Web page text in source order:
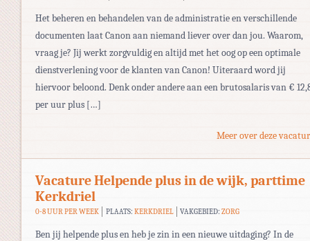
Het beheren en behandelen van de administratie en verschillende
documenten laat Canon aan niemand liever over dan jou. Waarom,
vraag je? Jij werkt zorgvuldig en altijd met het oog op een optimale
dienstverlening voor de klanten van Canon! Uiteraard word jij
hiervoor beloond. Denk onder andere aan een brutosalaris van €
per uur plus […]
Meer over deze
Vacature Helpende plus in de wijk, parttime
Kerkdriel
0-8 UUR PER WEEK PLAATS: KERKDRIEL VAKGEBIED:ZORG
Ben jij helpende plus en heb je zin in een nieuwe uitdaging? In de